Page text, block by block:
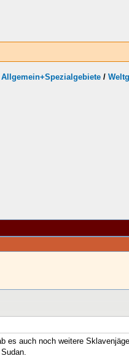
/
es auch noch weitere